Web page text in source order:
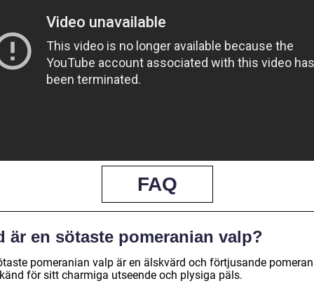
FAQ
är en sötaste pomeranian valp?
pomeranian valp är en älskvärd och förtjusande
för sitt charmiga utseende och plysiga päls.